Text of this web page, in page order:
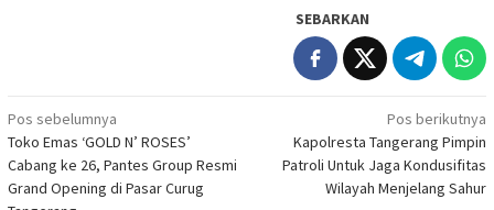
SEBARKAN
Navigasi
pos
Pos sebelumnya
Toko Emas ‘GOLD N’ ROSES’
Cabang ke 26, Pantes Group Resmi
Grand Opening di Pasar Curug
Pos berikutnya
Kapolresta Tangerang Pimpin
Patroli Untuk Jaga Kondusifitas
Wilayah Menjelang Sahur